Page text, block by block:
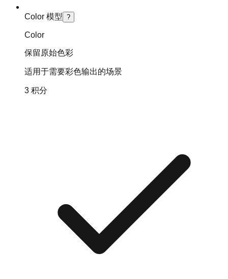
Color 模型 ?
Color
保留原始色彩
适用于需要彩色输出的场景
3 积分